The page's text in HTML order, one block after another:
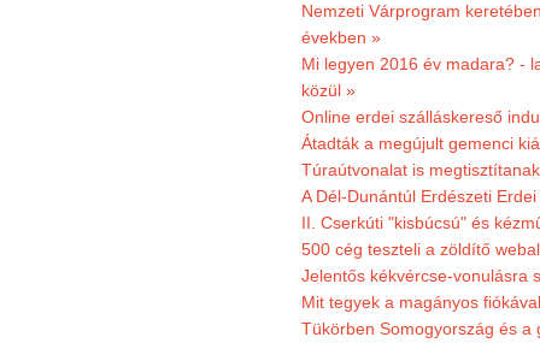
Nemzeti Várprogram
években »
Mi legyen 2016 év madara? -
közül »
Online erdei szálláskereső
Átadták a megújult gemenci
Túraútvonalat is
A Dél-Dunántúl Erdészeti
II. Cserkúti "kisbúcsú" és
500 cég teszteli a zöldítő
Jelentős kékvércse-vonulásra
Mit tegyek a magányos
Tükörben Somogyország és a